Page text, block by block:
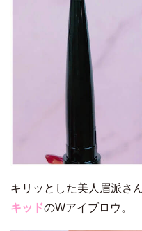
キリッとした美人眉派さ
キッドのWアイブロウ。